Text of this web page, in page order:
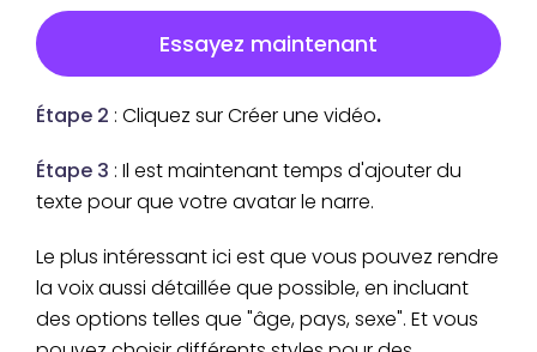
Essayez maintenant
Étape 2 : Cliquez sur Créer une vidéo.
Étape 3 : Il est maintenant temps d'ajouter du
texte pour que votre avatar le narre.
Le plus intéressant ici est que vous pouvez rendre
la voix aussi détaillée que possible, en incluant
des options telles que "âge, pays, sexe". Et vous